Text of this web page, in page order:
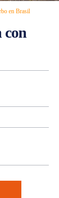
en Brasil
con